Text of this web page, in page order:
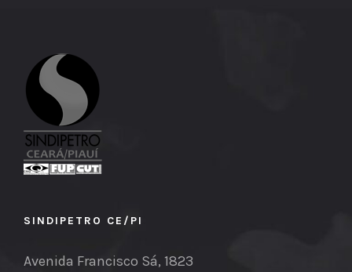
SINDIPETRO CE/PI
Avenida Francisco Sá, 1823